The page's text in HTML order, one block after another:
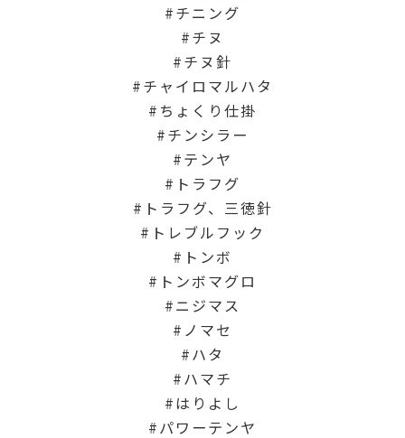
チニング
チヌ
チヌ針
チャイロマルハタ
ちょくり仕掛
チンシラー
テンヤ
トラフグ
トラフグ、三徳針
トレブルフック
トンボ
トンボマグロ
ニジマス
ノマセ
ハタ
ハマチ
はりよし
パワーテンヤ